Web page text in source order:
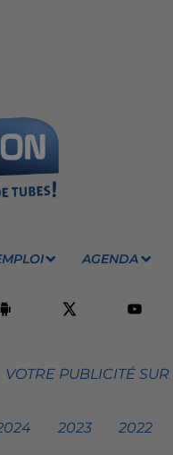
AGENDA
VOTRE PUBLICITÉ
2023 2022